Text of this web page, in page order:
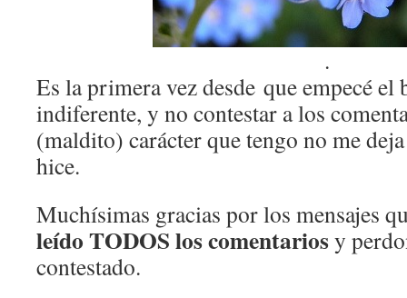
.
Es la primera vez desde que empecé
indiferente, y no contestar a los
(maldito) carácter que tengo no me
hice.
Muchísimas gracias por los mensajes
leído TODOS los comentariosy
contestado.